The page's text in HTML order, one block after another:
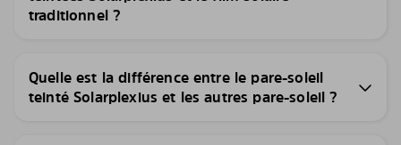
traditionnel ?
Quelle est la différence entre le pare-soleil
teinté Solarplexius et les autres pare-soleil ?